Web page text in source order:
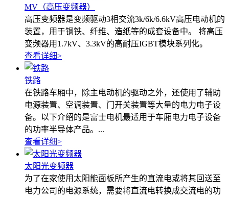
MV（高压变频器）
高压变频器是变频驱动3相交流3k/6k/6.6kV高压电动机的
装置，用于钢铁、纤维、造纸等的成套设备中。 将高压
变频器用1.7kV、3.3kV的高耐压IGBT模块系列化。
查看详细>
铁路
在铁路车厢中，除主电动机的驱动之外，还使用了辅助
电源装置、空调装置、门开关装置等大量的电力电子设
备。以下介绍的是富士电机最适用于车厢电力电子设备
的功率半导体产品。...
查看详细>
太阳光变频器
为了在家使用太阳能面板所产生的直流电或将其回送至
电力公司的电源系统，需要将直流电转换成交流电的功